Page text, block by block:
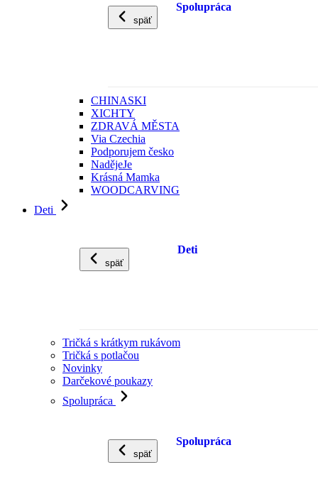
späť
Spolupráca
CHINASKI
XICHTY
ZDRAVÁ MĚSTA
Via Czechia
Podporujem česko
NadějeJe
Krásná Mamka
WOODCARVING
Deti
späť
Deti
Tričká s krátkym rukávom
Tričká s potlačou
Novinky
Darčekové poukazy
Spolupráca
späť
Spolupráca